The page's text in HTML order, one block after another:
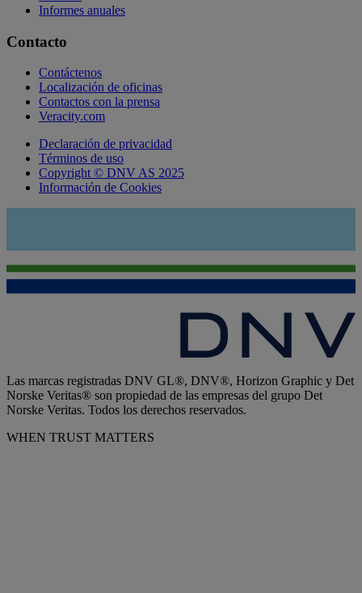
Informes anuales
Contacto
Contáctenos
Localización de oficinas
Contactos con la prensa
Veracity.com
Declaración de privacidad
Términos de uso
Copyright © DNV AS 2025
Información de Cookies
Las marcas registradas DNV GL®, DNV®, Horizon Graphic y Det
Norske Veritas® son propiedad de las empresas del grupo Det
Norske Veritas. Todos los derechos reservados.
WHEN TRUST MATTERS